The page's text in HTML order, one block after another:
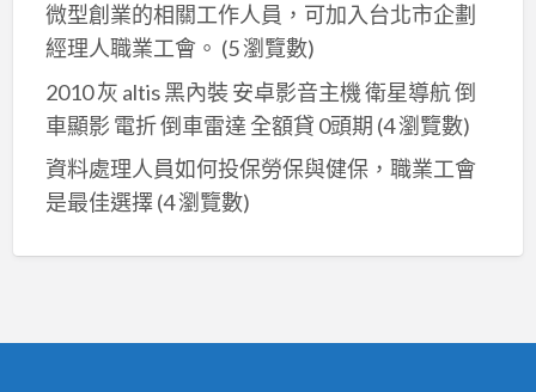
微型創業的相關工作人員，可加入台北市企劃
經理人職業工會。 (5 瀏覽數)
2010 灰 altis 黑內裝 安卓影音主機 衛星導航 倒
車顯影 電折 倒車雷達 全額貸 0頭期 (4 瀏覽數)
資料處理人員如何投保勞保與健保，職業工會
是最佳選擇(4 瀏覽數)